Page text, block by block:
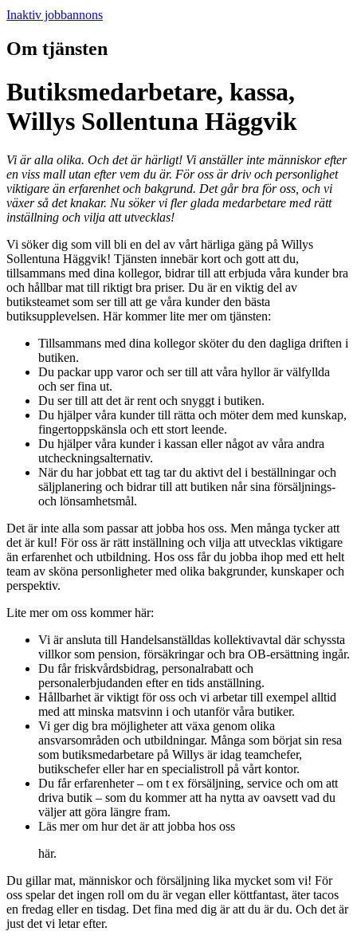
Inaktiv jobbannons
Om tjänsten
Butiksmedarbetare, kassa,
Willys Sollentuna Häggvik
Vi är alla olika. Och det är härligt! Vi anställer inte människor efter
en viss mall utan efter vem du är. För oss är driv och personlighet
viktigare än erfarenhet och bakgrund. Det går bra för oss, och vi
växer så det knakar. Nu söker vi fler glada medarbetare med rätt
inställning och vilja att utvecklas!
Vi söker dig som vill bli en del av vårt härliga gäng på Willys
Sollentuna Häggvik! Tjänsten innebär kort och gott att du,
tillsammans med dina kollegor, bidrar till att erbjuda våra kunder bra
och hållbar mat till riktigt bra priser. Du är en viktig del av
butiksteamet som ser till att ge våra kunder den bästa
butiksupplevelsen. Här kommer lite mer om tjänsten:
Tillsammans med dina kollegor sköter du den dagliga driften i
butiken.
Du packar upp varor och ser till att våra hyllor är välfyllda
och ser fina ut.
Du ser till att det är rent och snyggt i butiken.
Du hjälper våra kunder till rätta och möter dem med kunskap,
fingertoppskänsla och ett stort leende.
Du hjälper våra kunder i kassan eller något av våra andra
utcheckningsalternativ.
När du har jobbat ett tag tar du aktivt del i beställningar och
säljplanering och bidrar till att butiken når sina försäljnings-
och lönsamhetsmål.
Det är inte alla som passar att jobba hos oss. Men många tycker att
det är kul! För oss är rätt inställning och vilja att utvecklas viktigare
än erfarenhet och utbildning. Hos oss får du jobba ihop med ett helt
team av sköna personligheter med olika bakgrunder, kunskaper och
perspektiv.
Lite mer om oss kommer här:
Vi är ansluta till Handelsanställdas kollektivavtal där schyssta
villkor som pension, försäkringar och bra OB-ersättning ingår.
Du får friskvårdsbidrag, personalrabatt och
personalerbjudanden efter en tids anställning.
Hållbarhet är viktigt för oss och vi arbetar till exempel alltid
med att minska matsvinn i och utanför våra butiker.
Vi ger dig bra möjligheter att växa genom olika
ansvarsområden och utbildningar. Många som börjat sin resa
som butiksmedarbetare på Willys är idag teamchefer,
butikschefer eller har en specialistroll på vårt kontor.
Du får erfarenheter – om t ex försäljning, service och om att
driva butik – som du kommer att ha nytta av oavsett vad du
väljer att göra längre fram.
Läs mer om hur det är att jobba hos oss
här.
Du gillar mat, människor och försäljning lika mycket som vi! För
oss spelar det ingen roll om du är vegan eller köttfantast, äter tacos
en fredag eller en tisdag. Det fina med dig är att du är du. Och det är
just det vi letar efter.